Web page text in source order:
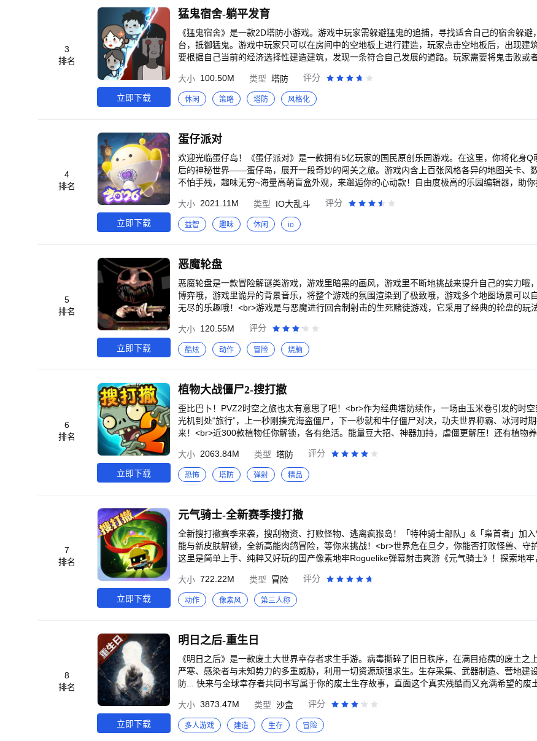
00张性格迥异、画风精美的角色卡牌，培养属于你的战术队伍组合，用实力与智慧挑战强大敌
队配合，吹响公会战争的号角，直面牺牲的抉择，为捍卫群体荣耀而战。<br>职业进阶|命运羁
次元入侵|时空之域|阵营激斗|跨服天梯，多种差异化玩法等待你的挑战！<br>2014年上线至今
族》，将以不断变化的全新姿态，迎接每一位前来的血裔！
3
排名
立即下载
猛鬼宿舍-躺平发育
《猛鬼宿舍》是一款2D塔防小游戏。游戏中玩家需躲避猛鬼的追捕，寻找适合自己的宿舍躲避
台，抵御猛鬼。游戏中玩家只可以在房间中的空地板上进行建造，玩家点击空地板后，出现建
要根据自己当前的经济选择性建造建筑，发现一条符合自己发展的道路。玩家需要将鬼击败或
大小 100.50M 类型 塔防 评分
休闲 策略 塔防 风格化
4
排名
立即下载
蛋仔派对
欢迎光临蛋仔岛！《蛋仔派对》是一款拥有5亿玩家的国民原创乐园游戏。在这里，你将化身Q
后的神秘世界——蛋仔岛，展开一段奇妙的闯关之旅。游戏内含上百张风格各异的地图关卡、数
不怕手残，趣味无穷~海量高萌盲盒外观，来邂逅你的心动款！自由度极高的乐园编辑器，助你
大小 2021.11M 类型 IO大乱斗 评分
益智 趣味 休闲 io
5
排名
立即下载
恶魔轮盘
恶魔轮盘是一款冒险解谜类游戏，游戏里暗黑的画风，游戏里不断地挑战来提升自己的实力哦
博弈哦，游戏里诡异的背景音乐，将整个游戏的氛围渲染到了极致哦，游戏多个地图场景可以
无尽的乐趣哦！<br>游戏是与恶魔进行回合制射击的生死赌徒游戏，它采用了经典的轮盘的玩
计，充满了紧张恐怖的氛围，让人感受到生死的危机。<br><br>游戏特色：<br>1、独特的游戏
紧张氛围；<br>2、精美的游戏界面和优秀的音效，为玩家们带来更好的游戏体验；
大小 120.55M 评分
酷炫 动作 冒险 烧脑
6
排名
立即下载
植物大战僵尸2-搜打撤
歪比巴卜！PVZ2时空之旅也太有意思了吧！<br>作为经典塔防续作，一场由玉米卷引发的时
光机到处“旅行”，上一秒刚揍完海盗僵尸，下一秒就和牛仔僵尸对决，功夫世界称霸、冰河时
来！<br>近300款植物任你解锁，各有绝活。能量豆大招、神器加持，虐僵更解压！还有植物养
快乐拉满！
大小 2063.84M 类型 塔防 评分
恐怖 塔防 弹射 精品
7
排名
立即下载
元气骑士-全新赛季搜打撤
全新搜打撤赛季来袭，搜刮物资、打败怪物、逃离疯猴岛！「特种骑士部队」&「枭首者」加
能与新皮肤解锁，全新高能肉鸽冒险，等你来挑战！<br>世界危在旦夕，你能否打败怪兽、守
这里是简单上手、纯粹又好玩的国产像素地牢Roguelike弹幕射击爽游《元气骑士》！探索地
手感！<br>随机关卡，百变地牢，挑战未知冒险！<br>500+奇葩武器、多种天赋因子，巧妙搭
典像素画风，暴爽战斗体验！<br>守护神殿、试炼之地、不同赛季模式…还能种花钓鱼，超多
>全新PVP玩法巅峰乱斗已上线，既可单人冲锋，也能与好友组队并肩作战，快来加入吧！
大小 722.22M 类型 冒险 评分
动作 像素风 第三人称
8
排名
立即下载
明日之后-重生日
《明日之后》是一款废土大世界幸存者求生手游。病毒撕碎了旧日秩序，在满目疮痍的废土之
严寒、感染者与未知势力的多重威胁，利用一切资源顽强求生。生存采集、武器制造、营地建
防... 快来与全球幸存者共同书写属于你的废土生存故事，直面这个真实残酷而又充满希望的废
非。<br>唯一能做的，是在绝境中保持清醒，攥紧手中最后一点希望。活着本身，就是对这个
>【一人一狗，利用一切资源活下去】<br>感染者盘踞的死城、坍塌沉寂的矿脉、瘴雾吞没的沼
地……一人一狗踏入废土大世界，搜刮一切尚可利用的生存资源。<br>采集、狩猎，升起黑暗
大小 3873.47M 类型 沙盒 评分
多人游戏 建造 生存 冒险